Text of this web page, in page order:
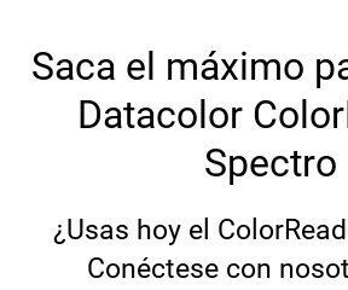
Saca el máximo
Datacolor
Spectro
¿Usas hoy el
Conéctese con